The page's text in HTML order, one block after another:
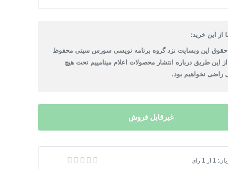
از این خرید:
این وبسایت نزد گروه برنامه نویسی سورس سیتی محفوظ
این طریق درباره انتشار محصولات اعلام مینامییم تحت هیچ
نخواهیم بود.
غیرقابل فروش
مترجم زبان صوتی
1 از 1 رای